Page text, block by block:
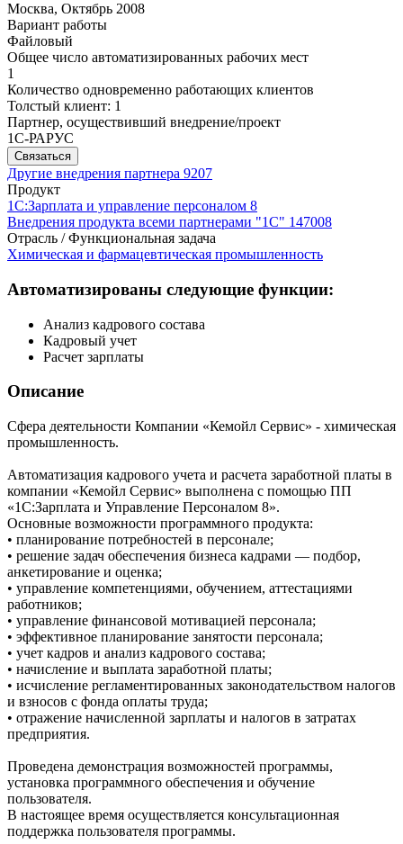
Москва, Октябрь 2008
Вариант работы
Файловый
Общее число автоматизированных рабочих мест
1
Количество одновременно работающих клиентов
Толстый клиент: 1
Партнер, осуществивший внедрение/проект
1С-РАРУС
Связаться
Другие внедрения партнера 9207
Продукт
1С:Зарплата и управление персоналом 8
Внедрения продукта всеми партнерами "1С" 147008
Отрасль / Функциональная задача
Химическая и фармацевтическая промышленность
Автоматизированы следующие функции:
Анализ кадрового состава
Кадровый учет
Расчет зарплаты
Описание
Сфера деятельности Компании «Кемойл Сервис» - химическая
промышленность.
Автоматизация кадрового учета и расчета заработной платы в
компании «Кемойл Сервис» выполнена с помощью ПП
«1С:Зарплата и Управление Персоналом 8».
Основные возможности программного продукта:
• планирование потребностей в персонале;
• решение задач обеспечения бизнеса кадрами — подбор,
анкетирование и оценка;
• управление компетенциями, обучением, аттестациями
работников;
• управление финансовой мотивацией персонала;
• эффективное планирование занятости персонала;
• учет кадров и анализ кадрового состава;
• начисление и выплата заработной платы;
• исчисление регламентированных законодательством налогов
и взносов с фонда оплаты труда;
• отражение начисленной зарплаты и налогов в затратах
предприятия.
Проведена демонстрация возможностей программы,
установка программного обеспечения и обучение
пользователя.
В настоящее время осуществляется консультационная
поддержка пользователя программы.